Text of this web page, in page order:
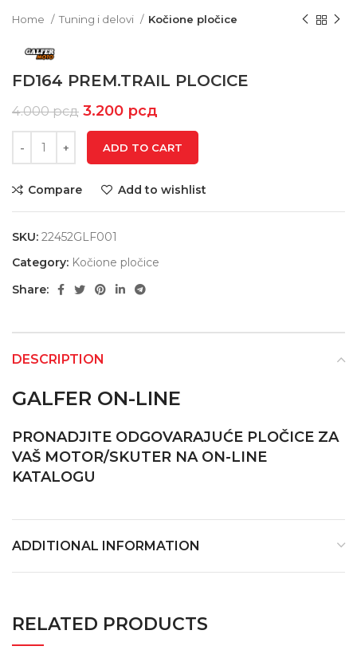
Home Tuning i delovi Kočione pločice
FD164 PREM.TRAIL PLOCICE
4.000рсд 3.200 рсд
ADD TO CART
Compare Add to wishlist
SKU: 22452GLF001
Category: Kočione pločice
Share:
DESCRIPTION
GALFER ON-LINE
PRONADJITE ODGOVARAJUĆE PLOČICE ZA
VAŠ MOTOR/SKUTER NA ON-LINE
KATALOGU
ADDITIONAL INFORMATION
RELATED PRODUCTS